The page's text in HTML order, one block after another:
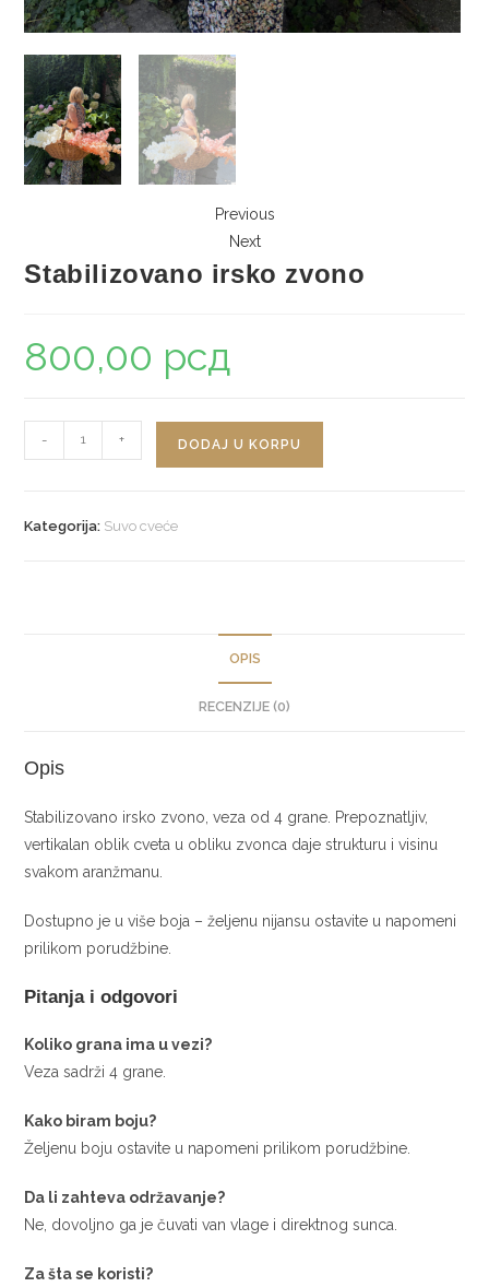
Previous
Next
Stabilizovano irsko zvono
800,00 рсд
Stabilizovano
irsko
- + DODAJ U KORPU
Kategorija: Suvo cveće
OPIS
RECENZIJE (0)
Opis
Stabilizovano irsko zvono, veza od 4 grane. Prepoznatljiv,
vertikalan oblik cveta u obliku zvonca daje strukturu i visinu
svakom aranžmanu.
Dostupno je u više boja – željenu nijansu ostavite u napomeni
prilikom porudžbine.
Pitanja i odgovori
Koliko grana ima u vezi?
Veza sadrži 4 grane.
Kako biram boju?
Željenu boju ostavite u napomeni prilikom porudžbine.
Da li zahteva održavanje?
Ne, dovoljno ga je čuvati van vlage i direktnog sunca.
Za šta se koristi?